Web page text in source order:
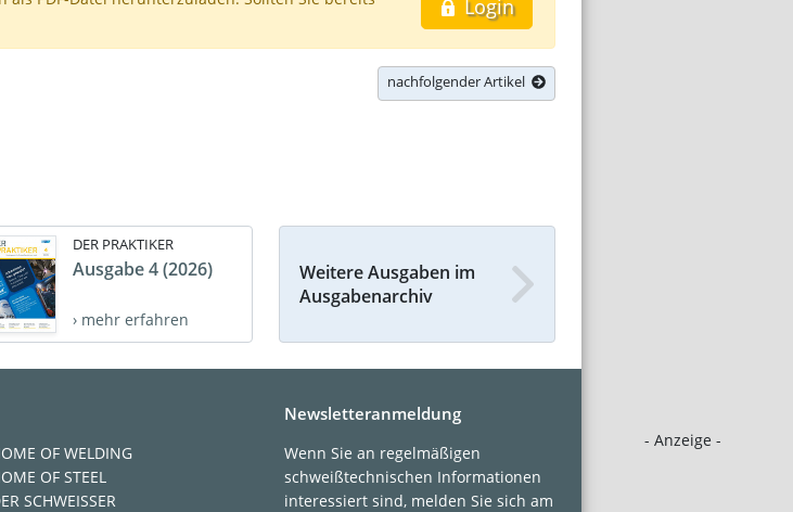
- Anzeige -
Login
nachfolgender Artikel
DER PRAKTIKER
Ausgabe 4 (2026)
› mehr erfahren
Weitere Ausgaben im
Ausgabenarchiv
OF WELDING
OF STEEL
SCHWEISSER
Newsletteranmeldung
Wenn Sie an regelmäßigen
schweißtechnischen Informationen
interessiert sind, melden Sie sich am